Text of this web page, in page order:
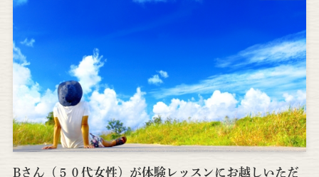
Bさん（５０代女性）が体験レッスンにお越しいただ